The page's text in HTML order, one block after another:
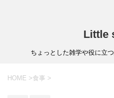
Little
ちょっとした雑学や役に立
HOME >食事 >